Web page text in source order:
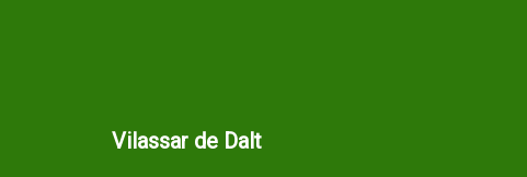
Vilassar de Dalt